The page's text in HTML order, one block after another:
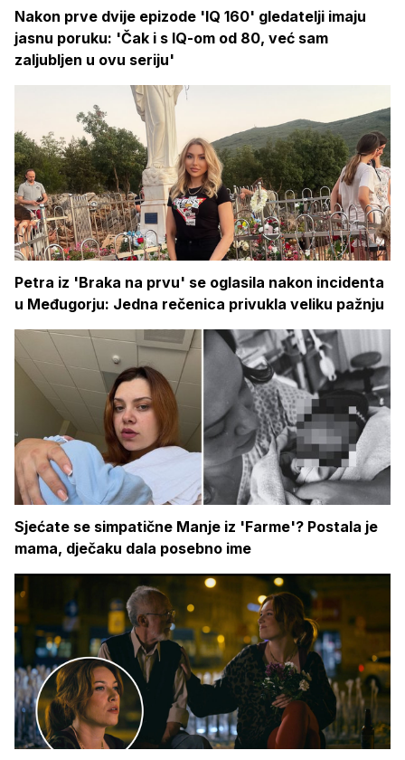
Nakon prve dvije epizode 'IQ 160' gledatelji imaju
jasnu poruku: 'Čak i s IQ-om od 80, već sam
zaljubljen u ovu seriju'
Petra iz 'Braka na prvu' se oglasila nakon incidenta
u Međugorju: Jedna rečenica privukla veliku pažnju
Sjećate se simpatične Manje iz 'Farme'? Postala je
mama, dječaku dala posebno ime